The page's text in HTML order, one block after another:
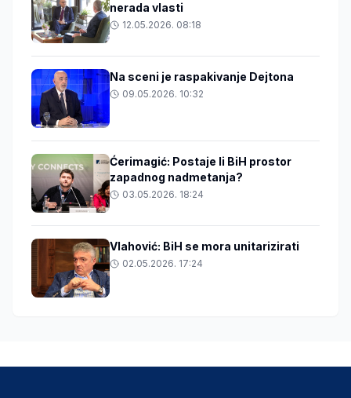
nerada vlasti
12.05.2026. 08:18
Na sceni je raspakivanje Dejtona
09.05.2026. 10:32
Ćerimagić: Postaje li BiH prostor
zapadnog nadmetanja?
03.05.2026. 18:24
Vlahović: BiH se mora unitarizirati
02.05.2026. 17:24